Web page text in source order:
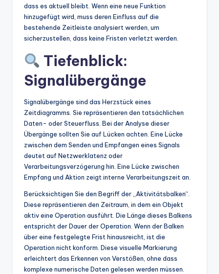
dass es aktuell bleibt. Wenn eine neue Funktion
hinzugefügt wird, muss deren Einfluss auf die
bestehende Zeitleiste analysiert werden, um
sicherzustellen, dass keine Fristen verletzt werden.
Tiefenblick:
Signalübergänge
Signalübergänge sind das Herzstück eines
Zeitdiagramms. Sie repräsentieren den tatsächlichen
Daten- oder Steuerfluss. Bei der Analyse dieser
Übergänge sollten Sie auf Lücken achten. Eine Lücke
zwischen dem Senden und Empfangen eines Signals
deutet auf Netzwerklatenz oder
Verarbeitungsverzögerung hin. Eine Lücke zwischen
Empfang und Aktion zeigt interne Verarbeitungszeit an.
Berücksichtigen Sie den Begriff der „Aktivitätsbalken“.
Diese repräsentieren den Zeitraum, in dem ein Objekt
aktiv eine Operation ausführt. Die Länge dieses Balkens
entspricht der Dauer der Operation. Wenn der Balken
über eine festgelegte Frist hinausreicht, ist die
Operation nicht konform. Diese visuelle Markierung
erleichtert das Erkennen von Verstößen, ohne dass
komplexe numerische Daten gelesen werden müssen.